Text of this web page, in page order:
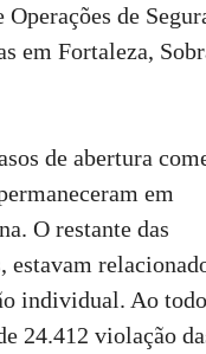
de
em Fortaleza,
de abertura
em
O restante das
estavam
individual. Ao
24.412 violação